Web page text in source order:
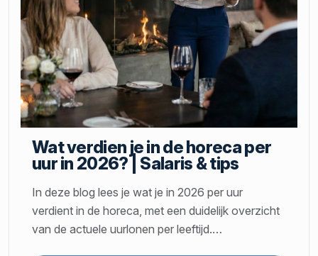
Wat verdien je in de horeca per
uur in 2026? | Salaris & tips
In deze blog lees je wat je in 2026 per uur
verdient in de horeca, met een duidelijk overzicht
van de actuele uurlonen per leeftijd.…